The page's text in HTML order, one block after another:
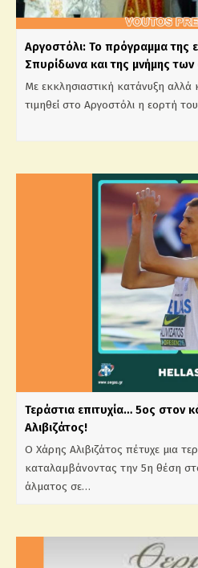
Αργοστόλι: Το πρόγραμμα της
Σπυρίδωνα και της μνήμης
Με εκκλησιαστική κατάνυξη αλλά
τιμηθεί στο Αργοστόλι η εορτή
Τεράστια επιτυχία… 5ος στον
Αλιβιζάτος!
Ο Χάρης Αλιβιζάτος πέτυχε μια
καταλαμβάνοντας την 5η θέση
άλματος σε…